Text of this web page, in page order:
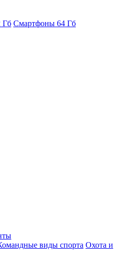
Гб Смартфоны 64 Гб
виды спорта Охота и